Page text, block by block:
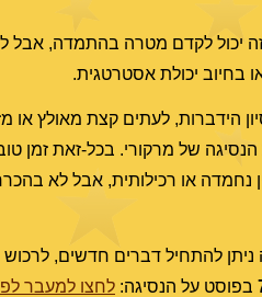
זה יכול לקדם מטרה בהתמדה, אבל
בחיוב יכולת אסטרטגית.
הידברות, לעתים קצת מאולץ
הנסיגה של מרקורי. בכל-זאת
נחמדה או רכילותית, אבל לא
ניתן להתחיל דברים חדשים, לרכוש
בפוסט על הנסיגה: לחצו למעבר